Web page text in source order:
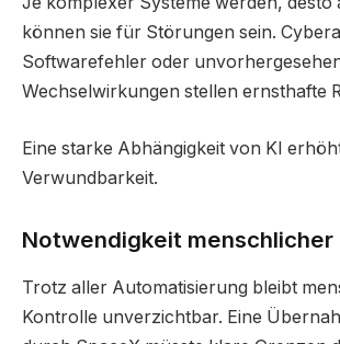
können sie für Störungen sein.
Softwarefehler oder
Wechselwirkungen stellen ernsthafte
Eine starke Abhängigkeit von KI
Verwundbarkeit.
Notwendigkeit menschlicher
Trotz aller Automatisierung bleibt
Kontrolle unverzichtbar. Eine